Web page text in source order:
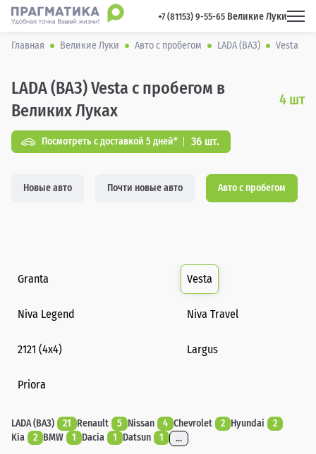
+7 (81153) 9-55-65 Великие Луки
Главная Великие Луки Авто с пробегом LADA (ВАЗ) Vesta
LADA (ВАЗ) Vesta с пробегом в
Великих Луках
4 шт
Посмотреть с доставкой 5 дней* 36 шт.
Новые авто Почти новые авто Авто с пробегом
Granta Vesta
Niva Legend Niva Travel
2121 (4x4) Largus
Priora
LADA (ВАЗ) 21 Renault 5 Nissan 4 Chevrolet 2 Hyundai
2
Kia
2 BMW 1 Dacia 1 Datsun 1 ...